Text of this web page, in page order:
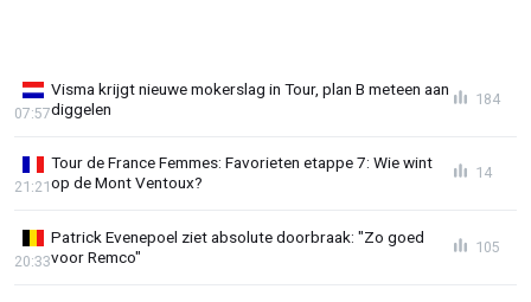
Visma krijgt nieuwe mokerslag in Tour, plan B meteen aan
diggelen
07:57
184
Tour de France Femmes: Favorieten etappe 7: Wie wint
op de Mont Ventoux?
21:21
14
Patrick Evenepoel ziet absolute doorbraak: "Zo goed
voor Remco"
20:33
105